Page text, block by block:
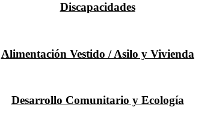
Discapacidades
Alimentación Vestido / Asilo y Vivienda
Desarrollo Comunitario y Ecología